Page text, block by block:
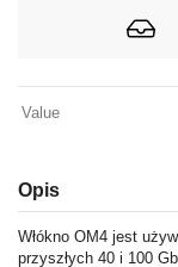
Value
Opis
Włókno OM4 jest
przyszłych 40 i 100